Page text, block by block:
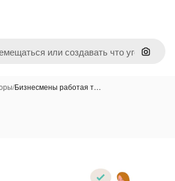
Поиск
/Бизнесмены работая т…